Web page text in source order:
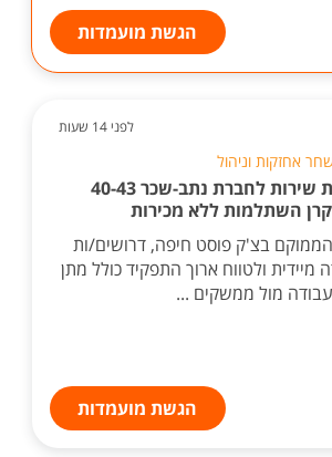
הגשת מועמדות
לפני 14 שעות
אחזקות וניהול
נציג /ת שירות לחברת נתב-שכר 40-43
השתלמות ללא מכירות
בצ'ק פוסט חיפה, דרושים/ות
מיידית ולטווח ארוך התפקיד כולל מתן
מול ממשקים ...
הגשת מועמדות